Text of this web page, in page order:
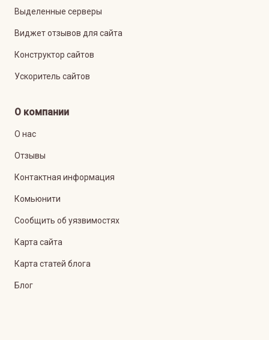
Выделенные серверы
Виджет отзывов для сайта
Конструктор сайтов
Ускоритель сайтов
О компании
О нас
Отзывы
Контактная информация
Комьюнити
Сообщить об уязвимостях
Карта сайта
Карта статей блога
Блог